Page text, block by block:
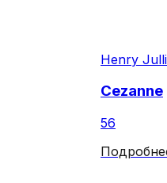
Henry
Cezanne
56